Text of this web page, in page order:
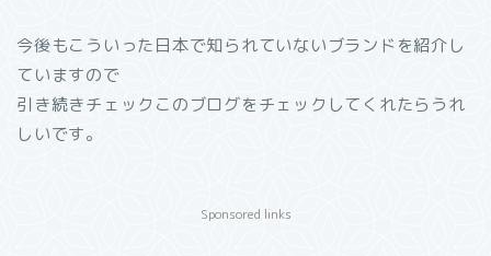
今後もこういった日本で知られていないブランドを紹介し
ていますので
引き続きチェックこのブログをチェックしてくれたらうれ
しいです。
Sponsored links